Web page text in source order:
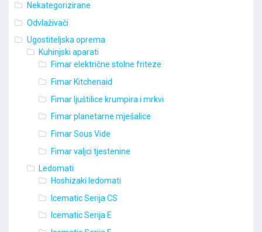
Nekategorizirane
Odvlaživači
Ugostiteljska oprema
Kuhinjski aparati
Fimar električne stolne friteze
Fimar Kitchenaid
Fimar ljuštilice krumpira i mrkvi
Fimar planetarne mješalice
Fimar Sous Vide
Fimar valjci tjestenine
Ledomati
Hoshizaki ledomati
Icematic Serija CS
Icematic Serija E